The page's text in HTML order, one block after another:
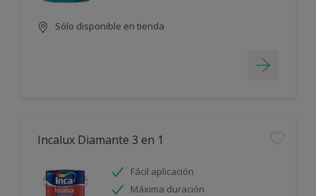
Sólo disponible en tienda
Incalux Diamante 3 en 1
Fácil aplicación
Máxima duración